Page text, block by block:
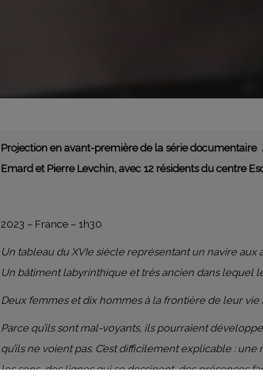
Projection en avant-première de la série documentaire
Emard et Pierre Levchin, avec 12 résidents du centre
2023 – France – 1h30
Un tableau du XVIe siècle représentant un navire aux
Un bâtiment labyrinthique et très ancien dans lequel
Deux femmes et dix hommes à la frontière de leur
Parce qu’ils sont mal-voyants, ils pourraient
qu’ils ne voient pas. C’est difficilement explicable :
les sons, des lignes qui se dessinent, des présences